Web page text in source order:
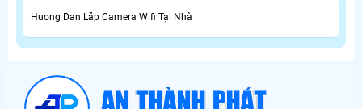
Huong Dan Lăp Camera Wifi Tại Nhà